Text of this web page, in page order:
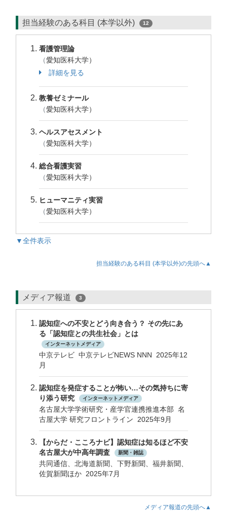
担当経験のある科目 (本学以外) 12
看護管理論
（愛知医科大学）
詳細を見る
教養ゼミナール
（愛知医科大学）
ヘルスアセスメント
（愛知医科大学）
総合看護実習
（愛知医科大学）
ヒューマニティ実習
（愛知医科大学）
▼全件表示
担当経験のある科目 (本学以外)の先頭へ▲
メディア報道 3
認知症への不安とどう向き合う？ その先にあ
る「認知症との共生社会」とは
インターネットメディア
中京テレビ 中京テレビNEWS NNN 2025年12
月
認知症を発症することが怖い…その気持ちに寄
り添う研究
インターネットメディア
名古屋大学学術研究・産学官連携推進本部 名
古屋大学 研究フロントライン 2025年9月
【からだ・こころナビ】認知症は知るほど不安
名古屋大が中高年調査
新聞・雑誌
共同通信、北海道新聞、下野新聞、福井新聞、
佐賀新聞ほか 2025年7月
メディア報道の先頭へ▲